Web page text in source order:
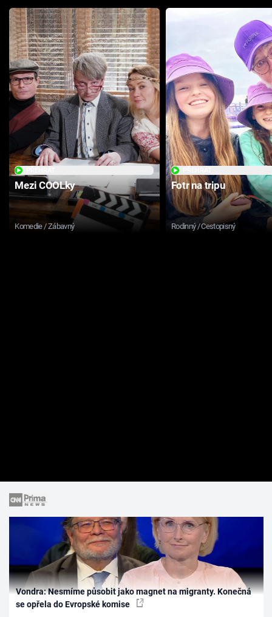
Mezi COOLky
Komedie / Zábavný
Fotr na tripu
Rodinný / Cestopisný
Vondra: Nesmíme působit jako magnet na migranty. Konečná
se opřela do Evropské komise